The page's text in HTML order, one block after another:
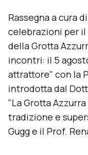
Rassegna a cura
celebrazioni per
della Grotta
incontri: il 5
attrattore" con la
introdotta dal
"La Grotta
tradizione e
Gugg e il Prof.